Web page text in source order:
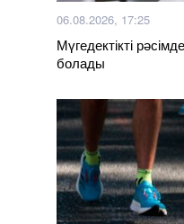
06.08.2026, 17:25
Мүгедектікті
болады